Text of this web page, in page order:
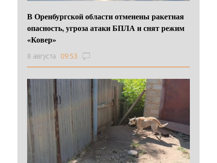
В Оренбургской области отменены ракетная
опасность, угроза атаки БПЛА и снят режим
«Ковер»
8 августа 09:53